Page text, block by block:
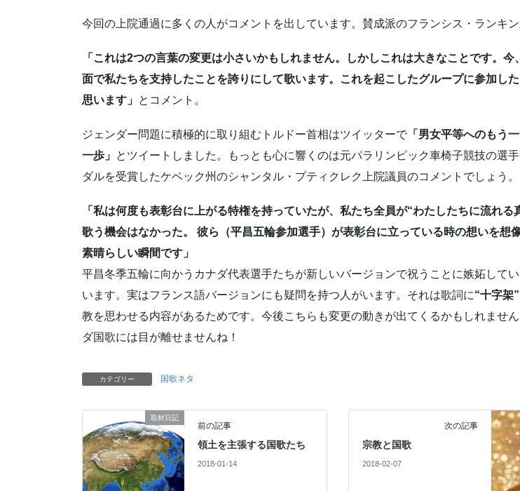
今回の上院通過に多くの人がコメントを出しています。賛成派のフランシス・ランキ
「これは2つの言葉の変更は小さいかもしれません。しかしこれは大きなことです。今
面で私たちを支持したことを誇りにして歌います。これを起こしたグループに参加し
思います」 とコメント。
ジェンダー問題に積極的に取り組むトルドー首相はツイッターで 「男女平等へのもう
一歩」 とツイートしました。もっとも心に響くのは元パラリンピック車椅子競技の選
ダルを受賞したケベック州のシャンタル・プティクレク上院議員のコメントでしょう。
「私は何度も表彰台に上がる特権を持っていたが、私たち全員が“わたしたちに流れる
歌う機会はなかった。 彼ら（平昌五輪参加選手）が表彰台に立っている時の想いを想
素晴らしい瞬間です」
平昌冬季五輪に向かうカナダ代表選手たちが新しいバージョンで祝うことに嫉妬して
います。実はフランス語バージョンにも疑問を持つ人がいます。それは歌詞に“十字架”
教を思わせる内容があるためです。今後こちらも変更の動きが出てくるかもしれませ
ダ国歌には目が離せませんね！
カテゴリー 国歌ネタ
取材日記
前の記事
領土を主張する国歌たち
2018-01-14
次の記事
宗教と国歌
2018-02-07